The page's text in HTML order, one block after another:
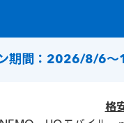
期間：2026/8/6
格